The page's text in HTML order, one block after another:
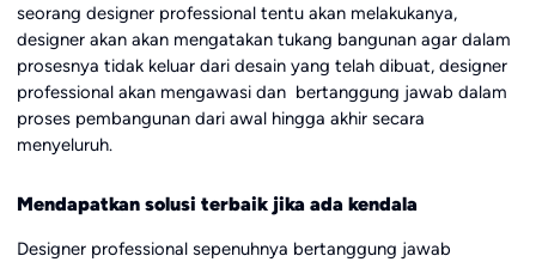
seorang designer professional tentu akan melakukanya,
designer akan akan mengatakan tukang bangunan agar dalam
prosesnya tidak keluar dari desain yang telah dibuat, designer
professional akan mengawasi dan bertanggung jawab dalam
proses pembangunan dari awal hingga akhir secara
menyeluruh.
Mendapatkan solusi terbaik jika ada kendala
Designer professional sepenuhnya bertanggung jawab